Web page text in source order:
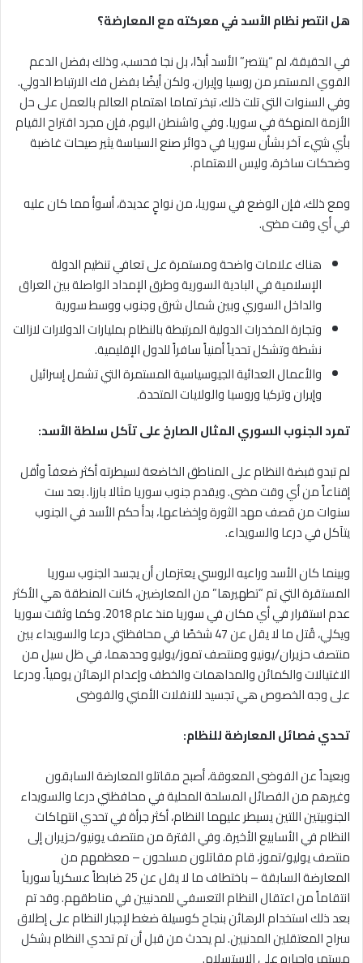
هل انتصر نظام الأسد في معركته مع المعارضة؟
في الحقيقة، لم “ينتصر” الأسد أبدًا، بل نجا فحسب، وذلك بفضل الدعم
القوي المستمر من روسيا وإيران، ولكن أيضًا بفضل فك الارتباط الدولي.
وفي السنوات التي تلت ذلك، تبخر تماما اهتمام العالم بالعمل على حل
الأزمة المنهكة في سوريا. وفي واشنطن اليوم، فإن مجرد اقتراح القيام
بأي شيء آخر بشأن سوريا في دوائر صنع السياسة يثير صيحات غاضبة
وضحكات ساخرة، وليس الاهتمام.
ومع ذلك، فإن الوضع في سوريا، من نواحٍ عديدة، أسوأ مما كان عليه
في أي وقت مضى.
هناك علامات واضحة ومستمرة على تعافي تنظيم الدولة
الإسلامية في البادية السورية وطرق الإمداد الواصلة بين العراق
والداخل السوري وبين شمال شرق وجنوب ووسط سورية
وتجارة المخدرات الدولية المرتبطة بالنظام بمليارات الدولارات لازالت
نشطة وتشكل تحدياً أمنياً سافراً للدول الإقليمية.
والأعمال العدائية الجيوسياسية المستمرة التي تشمل إسرائيل
وإيران وتركيا وروسيا والولايات المتحدة.
تمرد الجنوب السوري المثال الصارخ على تآكل سلطة الأسد:
لم تبدو قبضة النظام على المناطق الخاضعة لسيطرته أكثر ضعفاً وأقل
إقناعاً من أي وقت مضى. ويقدم جنوب سوريا مثالا بارزا. بعد ست
سنوات من قصف مهد الثورة وإخضاعها، بدأ حكم الأسد في الجنوب
يتآكل في درعا والسويداء.
وبينما كان الأسد وراعيه الروسي يعتزمان أن يجسد الجنوب سوريا
المستقرة التي تم “تطهيرها” من المعارضين، كانت المنطقة هي الأكثر
عدم استقرار في أي مكان في سوريا منذ عام 2018. وكما وثقت سوريا
ويكلي، قُتل ما لا يقل عن 47 شخصًا في محافظتي درعا والسويداء بين
منتصف حزيران/يونيو ومنتصف تموز/يوليو وحدهما، في ظل سيل من
الاغتيالات والكمائن والمداهمات والخطف وإعدام الرهائن يومياً. ودرعا
على وجه الخصوص هي تجسيد للانفلات الأمني والفوضى
تحدي فصائل المعارضة للنظام:
وبعيداً عن الفوضى المعوقة، أصبح مقاتلو المعارضة السابقون
وغيرهم من الفصائل المسلحة المحلية في محافظتي درعا والسويداء
الجنوبيتين اللتين يسيطر عليهما النظام، أكثر جرأة في تحدي انتهاكات
النظام في الأسابيع الأخيرة. وفي الفترة من منتصف يونيو/حزيران إلى
منتصف يوليو/تموز، قام مقاتلون مسلحون – معظمهم من
المعارضة السابقة – باختطاف ما لا يقل عن 25 ضابطاً عسكرياً سورياً
انتقاماً من اعتقال النظام التعسفي للمدنيين في مناطقهم. وقد تم
بعد ذلك استخدام الرهائن بنجاح كوسيلة ضغط لإجبار النظام على إطلاق
سراح المعتقلين المدنيين. لم يحدث من قبل أن تم تحدي النظام بشكل